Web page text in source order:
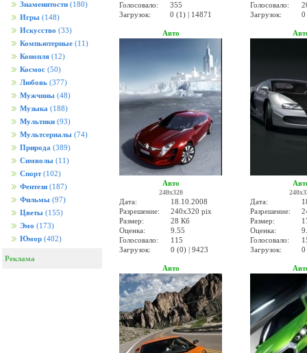
Знаменитости (180)
Игры (148)
Искусство (33)
Компьютерные (11)
Конопля (12)
Космос (50)
Любовь (377)
Мужчины (48)
Музыка (188)
Мультики (93)
Мультсериалы (74)
Природа (389)
Символы (11)
Спорт (102)
Фентези (187)
Фильмы (97)
Цветы (155)
Эмо (173)
Юмор (402)
Реклама
Голосовало:
355
Загрузок:
0 (1) | 14871
Голосовало:
Загрузок:
0
Авто
Авто
240x320
Дата:
18.10.2008
Разрешение:
240x320 pix
Размер:
28 Кб
Оценка:
9.55
Голосовало:
115
Загрузок:
0 (0) | 9423
Дата:
Разрешение:
Размер:
Оценка:
Голосовало:
Загрузок:
0
Авто